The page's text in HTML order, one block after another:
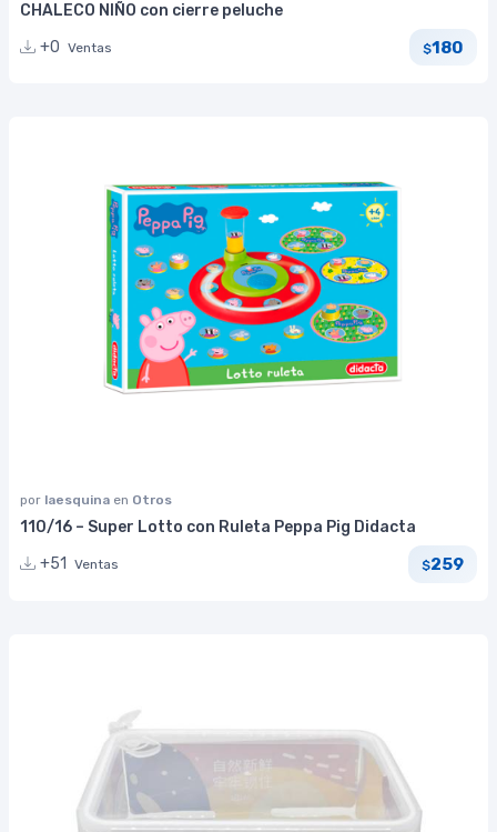
CHALECO NIÑO con cierre peluche
+0 Ventas $180
por laesquina en Otros
110/16 – Super Lotto con Ruleta Peppa Pig Didacta
+51 Ventas $259